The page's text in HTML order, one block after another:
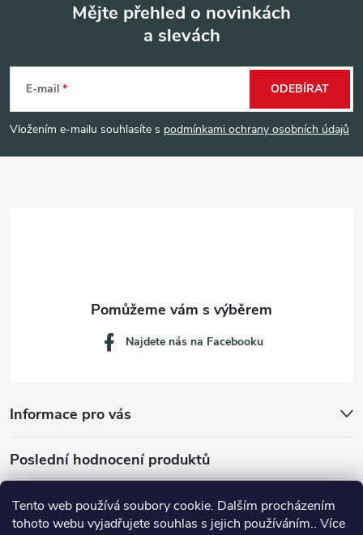
Tento web používá soubory cookie. Dalším procházením
tohoto webu vyjadřujete souhlas s jejich používáním.. Více
p
a
Mějte přehled o novinkách
a slevách
E-mail
Vložením e-mailu souhlasíte s podmínkami ochrany osobních údajů
ODEBÍRAT
Informace pro vás
Najdete nás na Facebooku
Poslední hodnocení produktů
Dávkovací lžička na mletou kávu 53132C8134